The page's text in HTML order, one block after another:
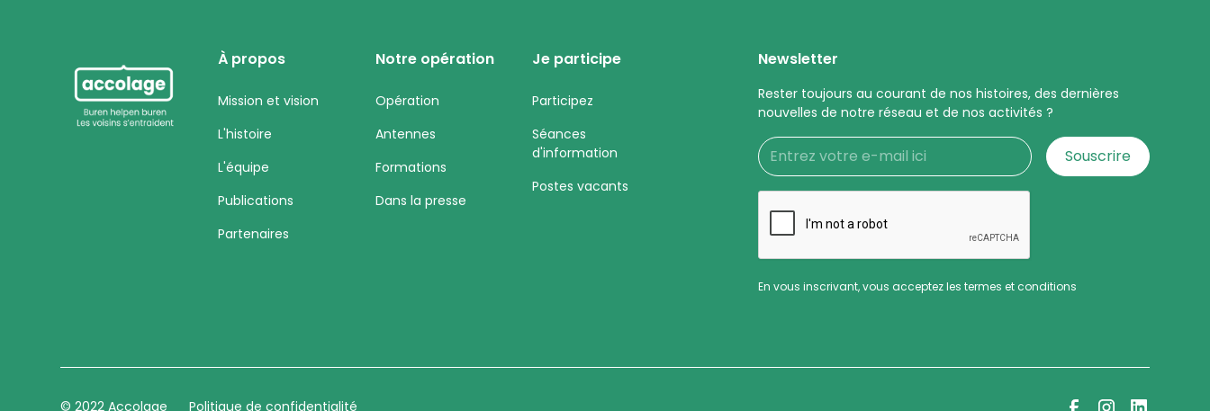
À propos
Mission et vision
L'histoire
L'équipe
Publications
Partenaires
Notre opération
Opération
Antennes
Formations
Dans la presse
Je participe
Participez
Séances
d'information
Postes vacants
Newsletter
Rester toujours au courant de nos histoires, des dernières
nouvelles de notre réseau et de nos activités ?
En vous inscrivant, vous acceptez les termes et conditions
© 2022 Accolage Politique de confidentialité